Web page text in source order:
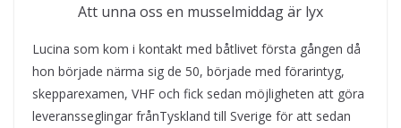
Att unna oss en musselmiddag är lyx
Lucina som kom i kontakt med båtlivet första gången då
hon började närma sig de 50, började med förarintyg,
skepparexamen, VHF och fick sedan möjligheten att göra
leveransseglingar frånTyskland till Sverige för att sedan